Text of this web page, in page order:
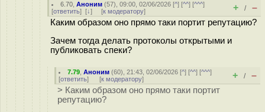
6.70 ,Аноним (57), 09:00, 02/06/2026 [^] [^^] [^^^]
[ответить] [↓] [к модератору] + / –
Каким образом оно прямо таки портит репутацию?
Зачем тогда делать протоколы открытыми и
публиковать спеки?
7.79 ,Аноним (60), 21:43, 02/06/2026 [^] [^^] [^^^]
[ответить] [к модератору] + / –
> Каким образом оно прямо таки портит
репутацию?